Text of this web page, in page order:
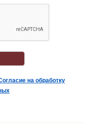
на обработку